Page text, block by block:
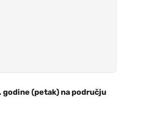
godine (petak) na području